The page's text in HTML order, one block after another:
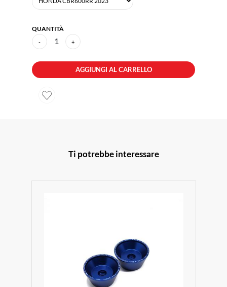
QUANTITÀ
- 1 +
AGGIUNGI AL CARRELLO
Ti potrebbe interessare